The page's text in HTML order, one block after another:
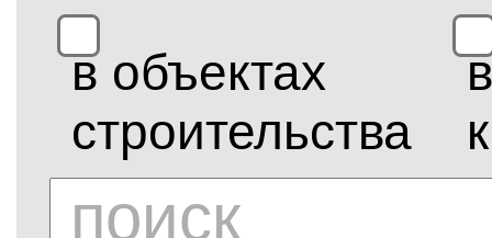
в объектах
строительства
в